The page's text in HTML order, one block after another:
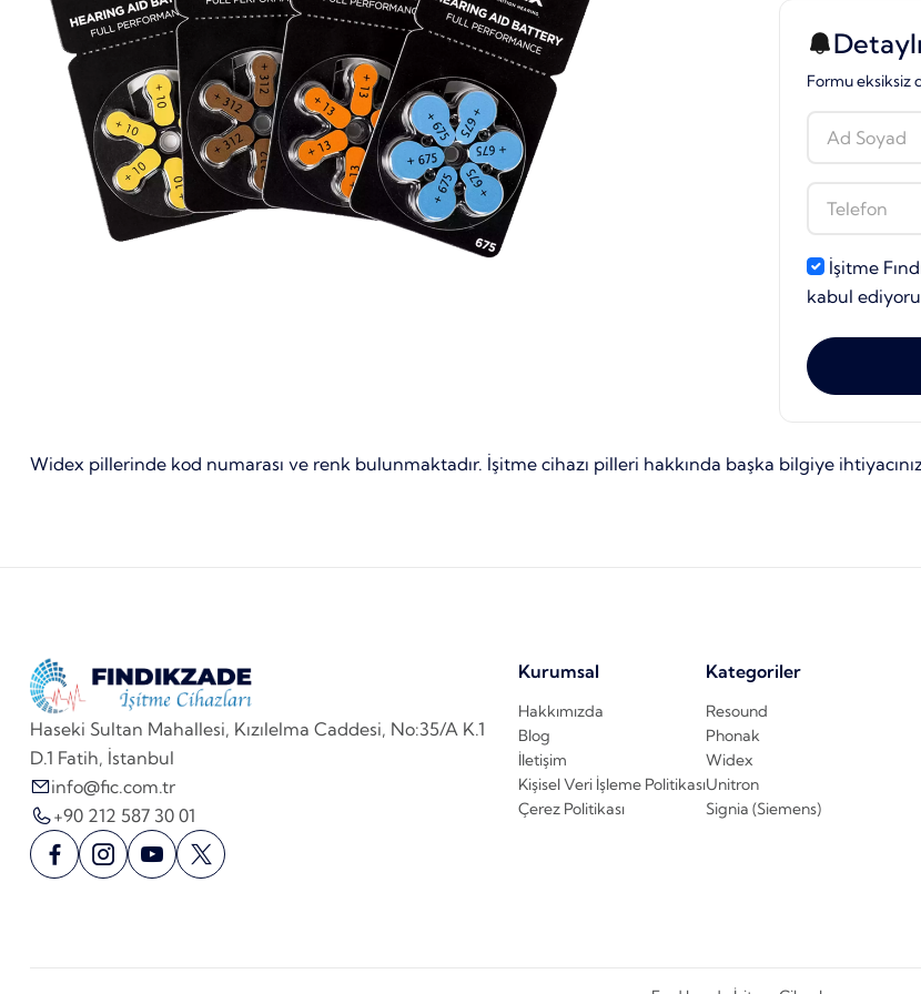
Formu eksiksiz
İşitme
kabul
Widex pillerinde kod numarası ve renk bulunmaktadır. İşitme cihazı pilleri hakkında başka bilgiye
Haseki Sultan Mahallesi, Kızılelma Caddesi, No:35/A K.1
D.1 Fatih, İstanbul
info@fic.com.tr
+90 212 587 30 01
Kurumsal
Hakkımızda
Blog
İletişim
Kişisel Veri İşleme Politikası
Çerez Politikası
Kategoriler
Resound
Phonak
Widex
Unitron
Signia (Siemens)